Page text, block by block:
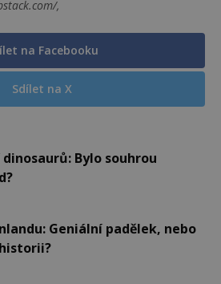
,
na Facebooku
Sdílet na X
Bylo souhrou
Geniální padělek, nebo